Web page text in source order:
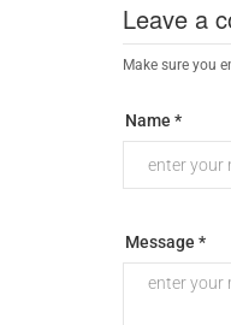
Leave a
Make sure you
Name *
Message *